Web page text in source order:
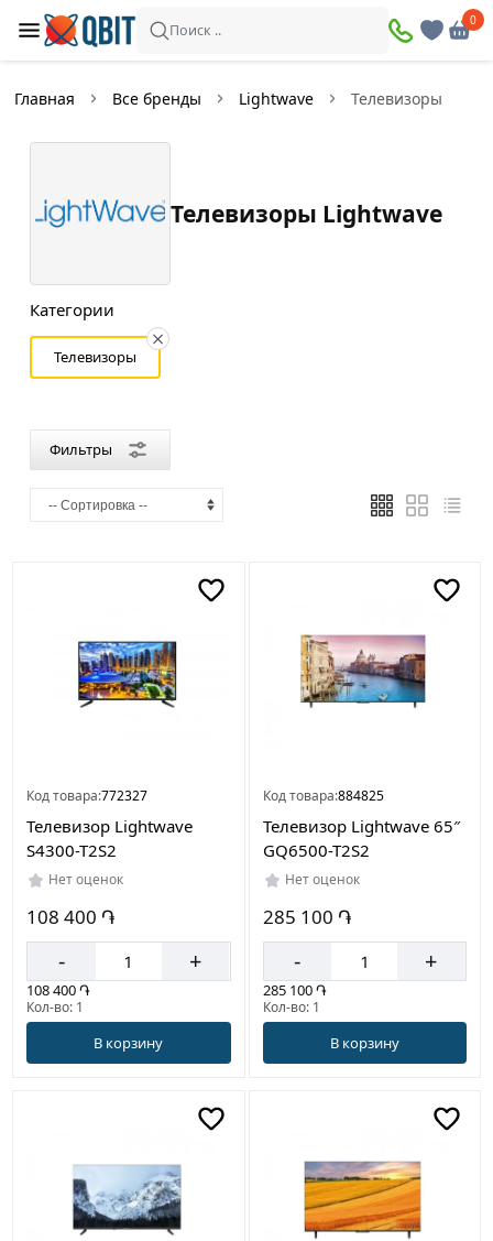
Поиск ..
0
Главная Все бренды Lightwave Телевизоры
Телевизоры Lightwave
Категории
Телевизоры
Фильтры
Фильтры
—
Код товара:772327
Телевизор Lightwave
S4300-T2S2
Нет оценок
108 400 ֏
- +
108 400 ֏
Кол-во: 1
В корзину
Код товара:884825
Телевизор Lightwave 65″
GQ6500-T2S2
Нет оценок
285 100 ֏
- +
285 100 ֏
Кол-во: 1
В корзину